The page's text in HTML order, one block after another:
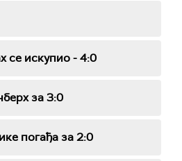
искупио - 4:0
за 3:0
погађа за 2:0